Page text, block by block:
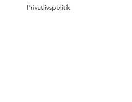
Privatlivspolitik